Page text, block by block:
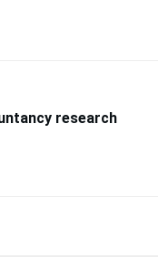
research